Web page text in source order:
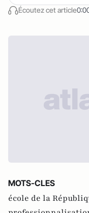
Écoutez cet article
MOTS-CLES
école de la